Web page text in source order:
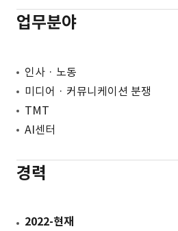
업무분야
인사 · 노동
미디어 · 커뮤니케이션 분쟁
TMT
AI센터
경력
2022-현재